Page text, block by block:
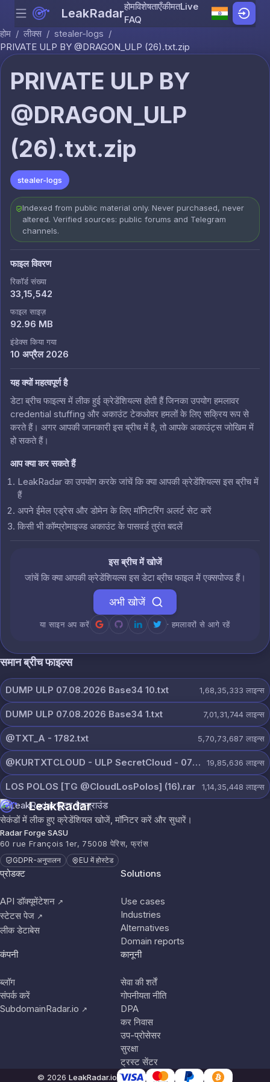
Skip to content
Menu LeakRadarहोमविशेषताएँकीमतLive
FAQ
होम / लीक्स / stealer-logs /
PRIVATE ULP BY @DRAGON_ULP (26).txt.zip
PRIVATE ULP BY
@DRAGON_ULP
(26).txt.zip
stealer-logs
Indexed from public material only. Never purchased, never
altered. Verified sources: public forums and Telegram
channels.
फाइल विवरण
रिकॉर्ड संख्या
33,15,542
फाइल साइज़
92.96 MB
इंडेक्स किया गया
10 अप्रैल 2026
यह क्यों महत्वपूर्ण है
डेटा ब्रीच फाइल्स में लीक हुई क्रेडेंशियल्स होती हैं जिनका उपयोग हमलावर
credential stuffing और अकाउंट टेकओवर हमलों के लिए सक्रिय रूप से
करते हैं। अगर आपकी जानकारी इस ब्रीच में है, तो आपके अकाउंट्स जोखिम में
हो सकते हैं।
आप क्या कर सकते हैं
LeakRadar का उपयोग करके जांचें कि क्या आपकी क्रेडेंशियल्स इस ब्रीच में
हैं
अपने ईमेल एड्रेस और डोमेन के लिए मॉनिटरिंग अलर्ट सेट करें
किसी भी कॉम्प्रोमाइज्ड अकाउंट के पासवर्ड तुरंत बदलें
इस ब्रीच में खोजें
जांचें कि क्या आपकी क्रेडेंशियल्स इस डेटा ब्रीच फाइल में एक्सपोज्ड हैं।
अभी खोजें
या साइन अप करें · हमलावरों से आगे रहें
समान ब्रीच फाइल्स
DUMP ULP 07.08.2026 Base34 10.txt 1,68,35,333 लाइन्स
DUMP ULP 07.08.2026 Base34 1.txt 7,01,31,744 लाइन्स
@TXT_A - 1782.txt 5,70,73,687 लाइन्स
@KURTXTCLOUD - ULP SecretCloud - 07 August 2026.txt 19,85,636 लाइन्स
LOS POLOS [TG @CloudLosPolos] (16).rar 1,14,35,448 लाइन्स
LeakRadar
सेकंडों में लीक हुए क्रेडेंशियल खोजें, मॉनिटर करें और सुधारें।
Radar Forge SASU
60 rue François 1er, 75008 पेरिस, फ्रांस
GDPR-अनुपालन EU में होस्टेड
प्रोडक्ट
API डॉक्यूमेंटेशन ↗
स्टेटस पेज ↗
लीक डेटाबेस
Solutions
Use cases
Industries
Alternatives
Domain reports
कंपनी
ब्लॉग
संपर्क करें
SubdomainRadar.io ↗
कानूनी
सेवा की शर्तें
गोपनीयता नीति
DPA
कर निवास
उप-प्रोसेसर
सुरक्षा
ट्रस्ट सेंटर
© 2026 LeakRadar.io